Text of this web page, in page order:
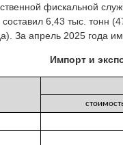
фискальной
6,43 тыс. тонн
За апрель 2025 года
Импорт и